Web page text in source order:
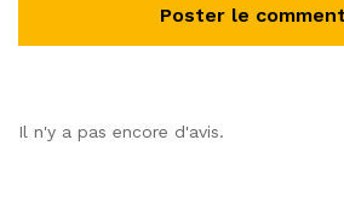
Il n'y a pas encore d'avis.